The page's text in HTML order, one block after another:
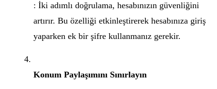
: İki adımlı doğrulama, hesabınızın güvenliğini
artırır. Bu özelliği etkinleştirerek hesabınıza giriş
yaparken ek bir şifre kullanmanız gerekir.
Konum Paylaşımını Sınırlayın